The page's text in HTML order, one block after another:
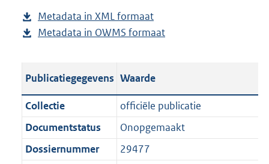
p
u
l
c
t
i
g
r
o
t
:
7
Metadata in XML formaat
e
a
n
d
s
Metadata in OWMS formaat
a
n
d
Publicatiegegevens Waarde
Collectie
officiële publicatie
Documentstatus
Onopgemaakt
Dossiernummer
29477